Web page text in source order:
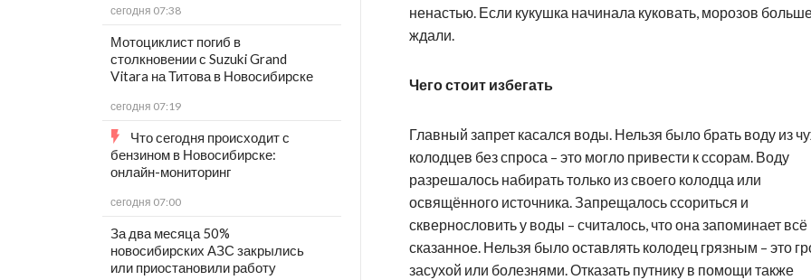
сегодня 07:38
Мотоциклист погиб в
столкновении с Suzuki Grand
Vitara на Титова в Новосибирске
сегодня 07:19
Что сегодня происходит с
бензином в Новосибирске:
онлайн-мониторинг
сегодня 07:00
За два месяца 50%
новосибирских АЗС закрылись
или приостановили работу
ненастью. Если кукушка начинала куковать, морозов
ждали.
Чего стоит избегать
Главный запрет касался воды. Нельзя было брать воду из
колодцев без спроса – это могло привести к ссорам. Воду
разрешалось набирать только из своего колодца или
освящённого источника. Запрещалось ссориться и
сквернословить у воды – считалось, что она запоминает всё
сказанное. Нельзя было оставлять колодец грязным – это
засухой или болезнями. Отказать путнику в помощи также